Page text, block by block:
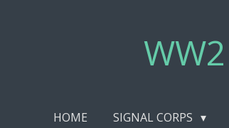
HOME SIGNAL CORPS